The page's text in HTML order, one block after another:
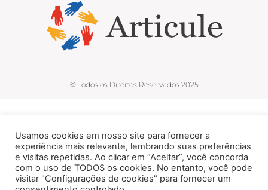
© Todos os Direitos Reservados 2025
Usamos cookies em nosso site para fornecer a
experiência mais relevante, lembrando suas preferências
e visitas repetidas. Ao clicar em “Aceitar”, você concorda
com o uso de TODOS os cookies. No entanto, você pode
visitar "Configurações de cookies" para fornecer um